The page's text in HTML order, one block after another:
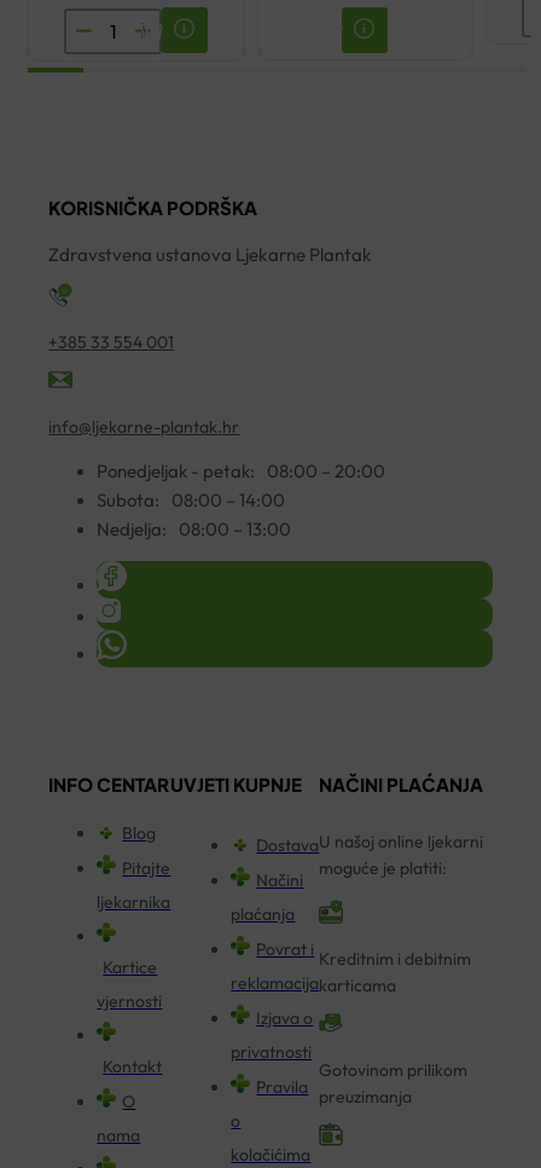
A-
DERMA
ČIŠĆENJE
2U1
količina
KORISNIČKA PODRŠKA
Zdravstvena ustanova Ljekarne Plantak
+385 33 554 001
info@ljekarne-plantak.hr
Ponedjeljak - petak:
08:00 – 20:00
Subota:
08:00 – 14:00
Nedjelja:
08:00 – 13:00
INFO CENTAR
Blog
Pitajte
ljekarnika
Kartice
vjernosti
Kontakt
O
nama
UVJETI KUPNJE
Dostava
Načini
plaćanja
Povrat i
reklamacija
Izjava o
privatnosti
Pravila
o
kolačićima
NAČINI PLAĆANJA
U našoj online ljekarni
moguće je platiti:
Kreditnim i debitnim
karticama
Gotovinom prilikom
preuzimanja